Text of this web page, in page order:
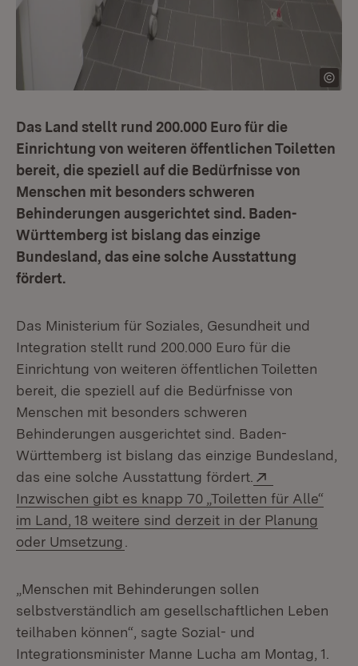
Das Land stellt rund 200.000 Euro für die
Einrichtung von weiteren öffentlichen Toiletten
bereit, die speziell auf die Bedürfnisse von
Menschen mit besonders schweren
Behinderungen ausgerichtet sind. Baden-
Württemberg ist bislang das einzige
Bundesland, das eine solche Ausstattung
fördert.
Das Ministerium für Soziales, Gesundheit und
Integration stellt rund 200.000 Euro für die
Einrichtung von weiteren öffentlichen Toiletten
bereit, die speziell auf die Bedürfnisse von
Menschen mit besonders schweren
Behinderungen ausgerichtet sind. Baden-
Württemberg ist bislang das einzige Bundesland,
das eine solche Ausstattung fördert.
Inzwischen gibt es knapp 70 „Toiletten für Alle“
im Land, 18 weitere sind derzeit in der Planung
oder Umsetzung
„Menschen mit Behinderungen sollen
selbstverständlich am gesellschaftlichen Leben
teilhaben können“, sagte Sozial- und
Integrationsminister Manne Lucha am Montag, 1.